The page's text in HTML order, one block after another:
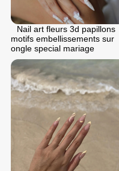
Nail art fleurs 3d papillons
motifs embellissements sur
ongle special mariage